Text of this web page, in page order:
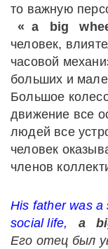
то важную
« a big
человек,
часовой
больших и
Большое
движение все
людей все
человек
членов
His father was a
social life, a
Его отец был